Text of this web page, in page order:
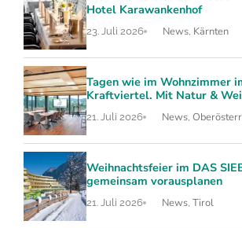
Hotel Karawankenhof
23. Juli 2026 News Kärnten
Tagen wie im Wohnzimmer
Kraftviertel. Mit Natur &
21. Juli 2026 News
Weihnachtsfeier im DAS
gemeinsam vorausplanen
21. Juli 2026 News Tirol